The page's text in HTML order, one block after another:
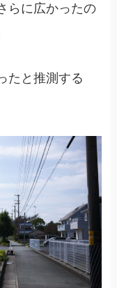
らに広かったの
たと推測する